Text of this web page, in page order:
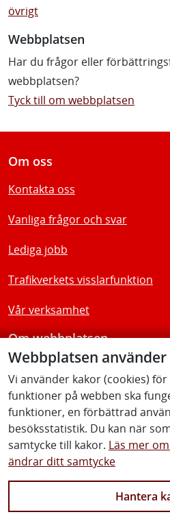
Webbplatsen
Vi använder kakor (cookies)
funktioner på webben ska
funktioner, en förbättrad
besöksstatistik. Du kan när
samtycke till kakor. Läs mer
ändrar ditt samtycke
Hantera
övrigt
Webbplatsen
Har du frågor eller
webbplatsen?
Tyck till om webbplatsen
Om oss
Kontakta oss
Vanliga frågor och svar
Lediga jobb
Trafikverkets visslarfunktion
Vår verksamhet
Om webbplatsen
Tillgänglighetsredogörelse
Följ oss
Facebook Youtube